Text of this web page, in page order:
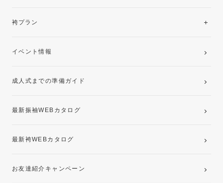
レンタルプラン
袴プラン
卒業袴レンタルプラン
イベント情報
成人式までの準備ガイド
最新振袖WEBカタログ
最新袴WEBカタログ
お友達紹介キャンペーン